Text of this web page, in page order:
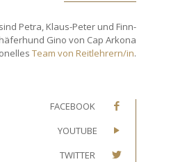
Petra, Klaus-Peter und Finn-
Gino von Cap Arkona
Team von Reitlehrern/in.
FACEBOOK
YOUTUBE
TWITTER